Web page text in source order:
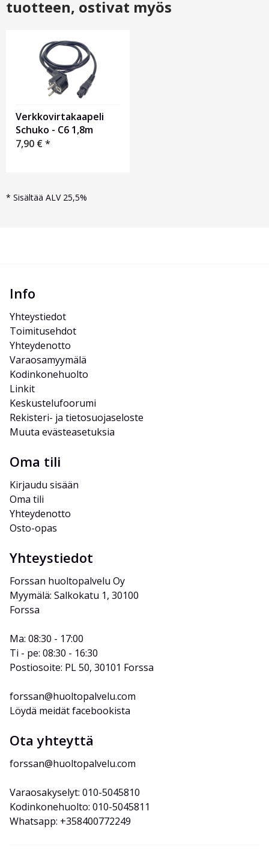
tuotteen, ostivat myös
Verkkovirtakaapeli
Schuko - C6 1,8m
7,90 €*
* Sisältää ALV 25,5%
Info
Yhteystiedot
Toimitusehdot
Yhteydenotto
Varaosamyymälä
Kodinkonehuolto
Linkit
Keskustelufoorumi
Rekisteri- ja tietosuojaseloste
Muuta evästeasetuksia
Oma tili
Kirjaudu sisään
Oma tili
Yhteydenotto
Osto-opas
Yhteystiedot
Forssan huoltopalvelu Oy
Myymälä: Salkokatu 1, 30100
Forssa
Ma: 08:30 - 17:00
Ti - pe: 08:30 - 16:30
Postiosoite: PL 50, 30101 Forssa
forssan@huoltopalvelu.com
Löydä meidät facebookista
Ota yhteyttä
forssan@huoltopalvelu.com
Varaosakyselyt: 010-5045810
Kodinkonehuolto: 010-5045811
Whatsapp: +358400772249